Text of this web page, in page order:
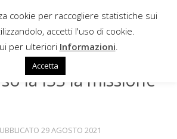
la ISS la missione
29 AGOSTO 2021
cookie per raccogliere statistiche sui
accetti l'uso di cookie.
per ulteriori Informazioni
Accetta